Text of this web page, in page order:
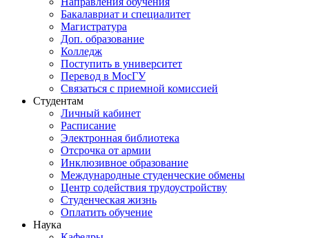
Бакалавриат и специалитет
Магистратура
Доп. образование
Колледж
Поступить в университет
Перевод в МосГУ
Связаться с приемной комиссией
Студентам
Личный кабинет
Расписание
Электронная библиотека
Отсрочка от армии
Инклюзивное образование
Международные студенческие обмены
Центр содействия трудоустройству
Студенческая жизнь
Оплатить обучение
Наука